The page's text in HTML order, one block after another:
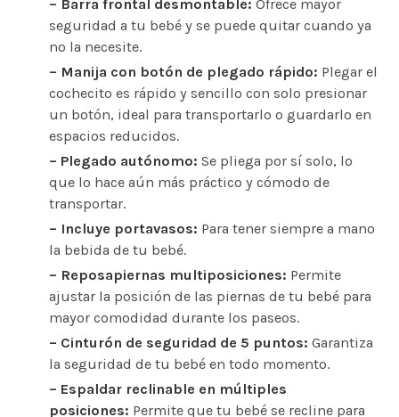
– Barra frontal desmontable: Ofrece mayor
seguridad a tu bebé y se puede quitar cuando ya
no la necesite.
– Manija con botón de plegado rápido: Plegar el
cochecito es rápido y sencillo con solo presionar
un botón, ideal para transportarlo o guardarlo en
espacios reducidos.
– Plegado autónomo: Se pliega por sí solo, lo
que lo hace aún más práctico y cómodo de
transportar.
– Incluye portavasos: Para tener siempre a mano
la bebida de tu bebé.
– Reposapiernas multiposiciones: Permite
ajustar la posición de las piernas de tu bebé para
mayor comodidad durante los paseos.
– Cinturón de seguridad de 5 puntos: Garantiza
la seguridad de tu bebé en todo momento.
– Espaldar reclinable en múltiples
posiciones: Permite que tu bebé se recline para